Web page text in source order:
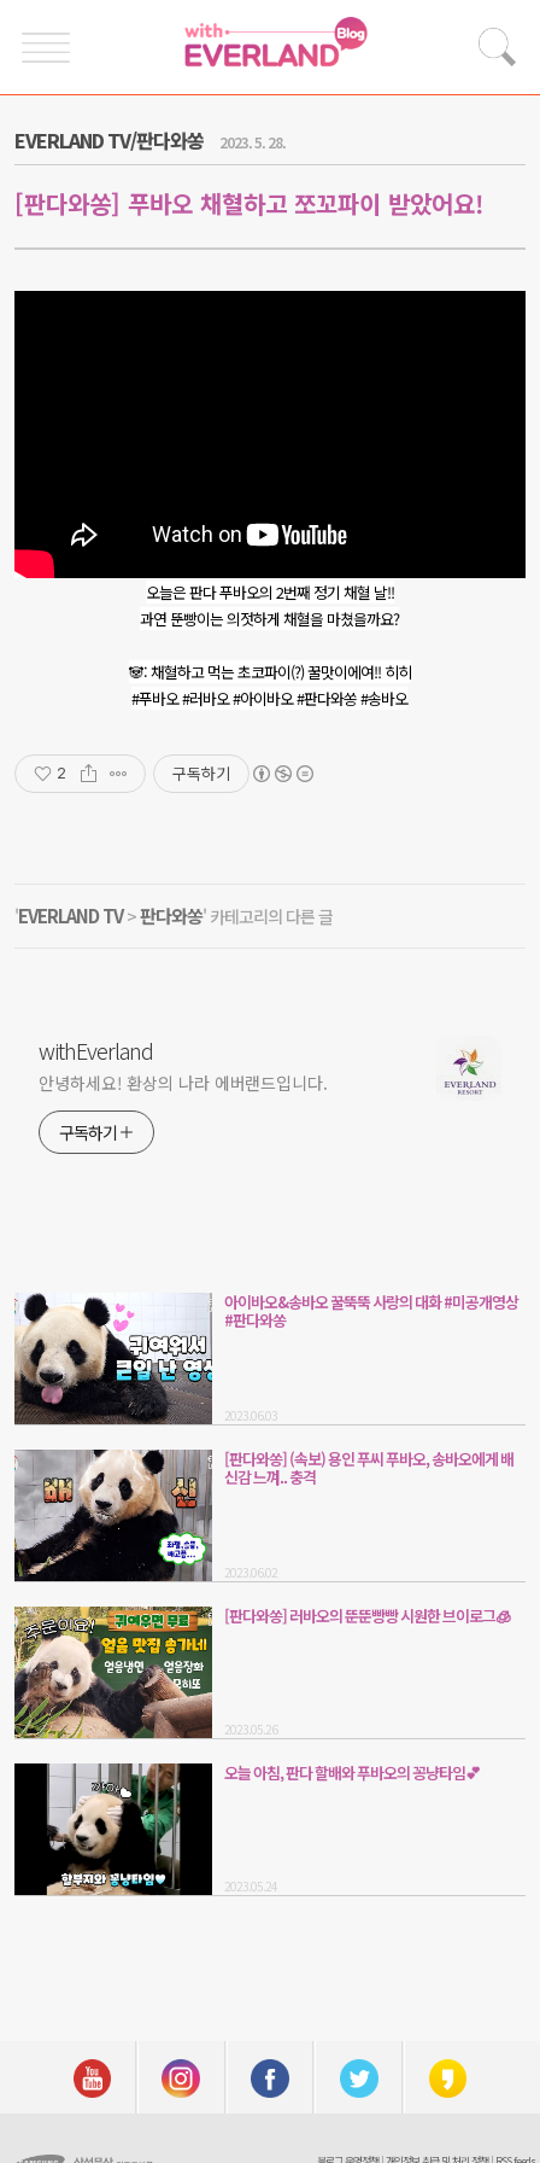
EVERLAND TV/판다와쏭 2023. 5. 28.
[판다와쏭] 푸바오 채혈하고 쪼꼬파이 받았어요!
오늘은 판다 푸바오의 2번째 정기 채혈 날!!
과연 뚠빵이는 의젓하게 채혈을 마쳤을까요?
🐼: 채혈하고 먹는 초코파이(?) 꿀맛이에여!! 히히
#푸바오 #러바오 #아이바오 #판다와쏭 #송바오
2 구독하기
'EVERLAND TV>판다와쏭' 카테고리의 다른 글
withEverland
안녕하세요! 환상의 나라 에버랜드입니다.
구독하기
아이바오&송바오 꿀뚝뚝 사랑의 대화 #미공개영상
#판다와쏭
2023.06.03
[판다와쏭] (속보) 용인 푸씨 푸바오, 송바오에게 배
신감 느껴.. 충격
2023.06.02
[판다와쏭] 러바오의 뚠뚠빵빵 시원한 브이로그🧊
2023.05.26
오늘 아침, 판다 할배와 푸바오의 꽁냥타임💕
2023.05.24